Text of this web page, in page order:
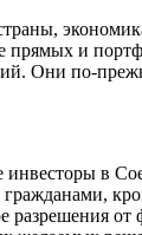
прямых и
Они по-
инвесторы в
разрешения